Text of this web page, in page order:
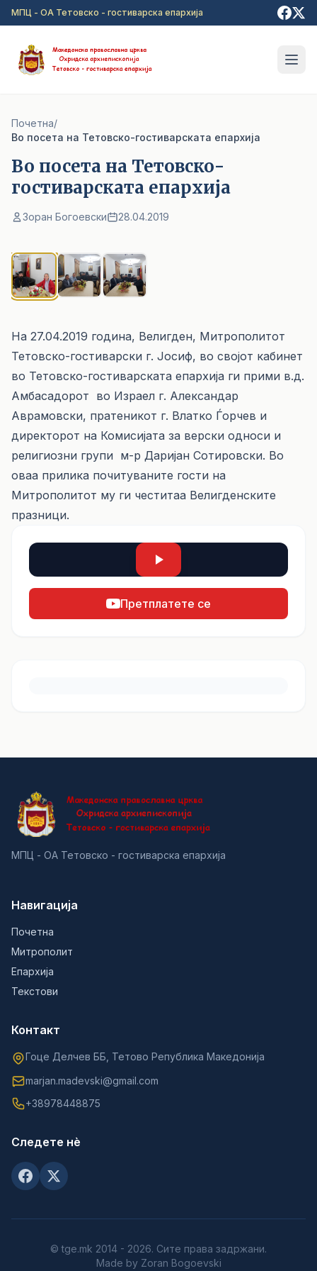
Прејди на главна содржина
МПЦ - ОА Тетовско - гостиварска епархија
Почетна/
Во посета на Тетовско-гостиварската епархија
Во посета на Тетовско-
гостиварската епархија
Зоран Богоевски 28.04.2019
На 27.04.2019 година, Велигден, Митрополитот
Тетовско-гостиварски г. Јосиф, во својот кабинет
во Тетовско-гостиварската епархија ги прими в.д.
Амбасадорот во Израел г. Александар
Аврамовски, пратеникот г. Влатко Ѓорчев и
директорот на Комисијата за верски односи и
религиозни групи м-р Даријан Сотировски. Во
оваа прилика почитуваните гости на
Митрополитот му ги честитаа Велигденските
празници.
Претплатете се
МПЦ - ОА Тетовско - гостиварска епархија
Навигација
Почетна
Митрополит
Епархија
Текстови
Контакт
Гоце Делчев ББ, Тетово Република Македонија
marjan.madevski@gmail.com
+38978448875
Следете нè
© tge.mk 2014 - 2026. Сите права задржани.
Made by Zoran Bogoevski